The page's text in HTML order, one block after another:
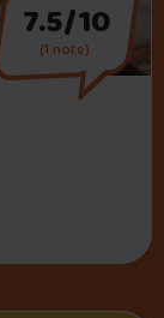
7.5/10
(1 note)